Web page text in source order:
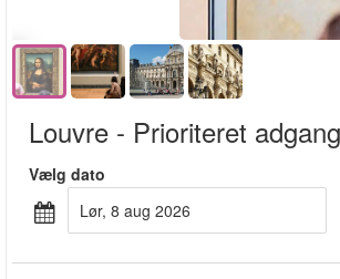
Louvre - Prioriteret
Vælg dato
lør, 8 aug 2026